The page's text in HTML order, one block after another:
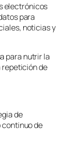
electrónicos
para
noticias y
para nutrir la
repetición de
de
continuo de